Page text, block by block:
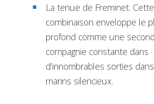
La tenue de Freminet. Cette
combinaison enveloppe le
profond comme une
compagnie constante dans
d’innombrables sorties
marins silencieux.